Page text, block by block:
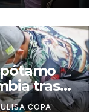
tras
COPA